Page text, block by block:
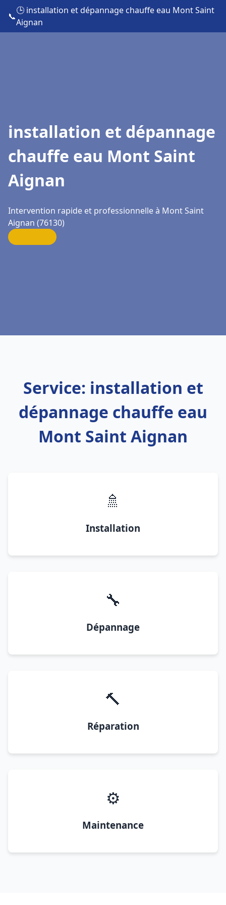
📞
🕒 installation et dépannage chauffe eau Mont Saint
Aignan
installation et dépannage
chauffe eau Mont Saint
Aignan
Intervention rapide et professionnelle à Mont Saint
Aignan (76130)
Service: installation et
dépannage chauffe eau
Mont Saint Aignan
🚿
Installation
🔧
Dépannage
🔨
Réparation
⚙️
Maintenance